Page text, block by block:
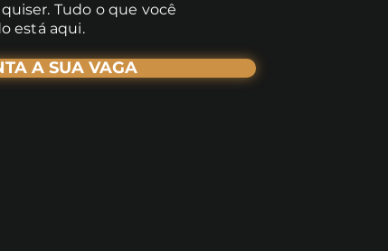
Tudo o que você
está aqui.
A SUA VAGA